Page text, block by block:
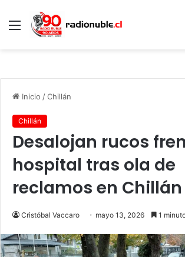
Menú
Inicio /Chillán
Chillán
Desalojan rucos
hospital tras ola de
reclamos en Chillán
Cristóbal Vaccaro mayo 13, 2026 1